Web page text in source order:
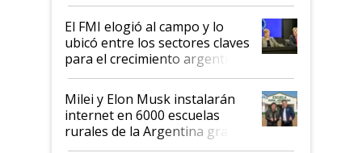
de Milei
El FMI elogió al campo y lo
ubicó entre los sectores claves
para el crecimiento argentino
Milei y Elon Musk instalarán
internet en 6000 escuelas
rurales de la Argentina gracias
a un acuerdo con Starlink